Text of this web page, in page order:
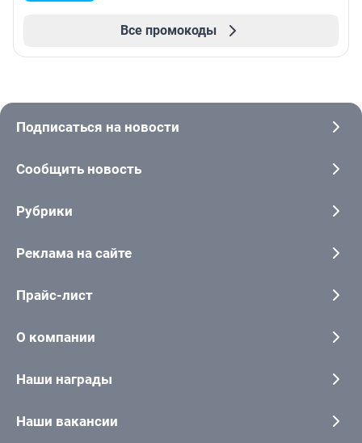
Все промокоды
Подписаться на новости
Сообщить новость
Рубрики
Реклама на сайте
Прайс-лист
О компании
Наши награды
Наши вакансии